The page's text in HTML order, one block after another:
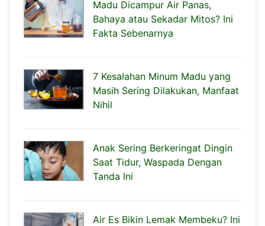
Madu Dicampur Air Panas,
Bahaya atau Sekadar Mitos? Ini
Fakta Sebenarnya
7 Kesalahan Minum Madu yang
Masih Sering Dilakukan, Manfaat
Nihil
Anak Sering Berkeringat Dingin
Saat Tidur, Waspada Dengan
Tanda Ini
Air Es Bikin Lemak Membeku? Ini